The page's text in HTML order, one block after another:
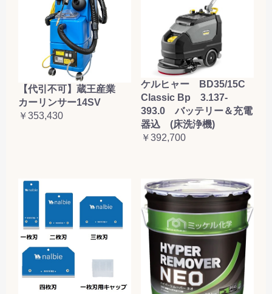
【代引不可】蔵王産業
カーリンサー14SV
￥353,430
ケルヒャー BD35/15C
Classic Bp 3.137-
393.0 バッテリー＆充電
器込 (床洗浄機)
￥392,700